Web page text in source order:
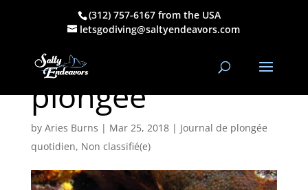
(312) 757-6167 from the USA
letsgodiving@saltyendeavors.com
24 mars 2018
AM Journal de
plongée
by Aries Burns | Mar 25, 2018| Journal de plongée
quotidien, Non classifié(e)